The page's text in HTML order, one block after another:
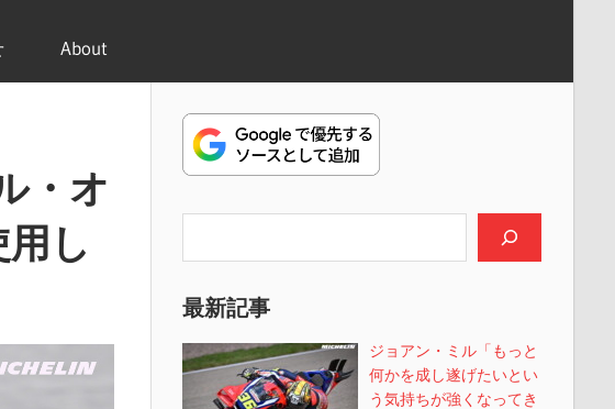
About
・オ
し
最新記事
ジョアン・ミル「もっと
何かを成し遂げたいとい
う気持ちが強くなってき